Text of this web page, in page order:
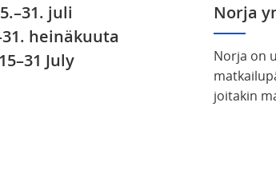
15.–31. juli
heinäkuuta
July
Norja
Norja on
joitakin